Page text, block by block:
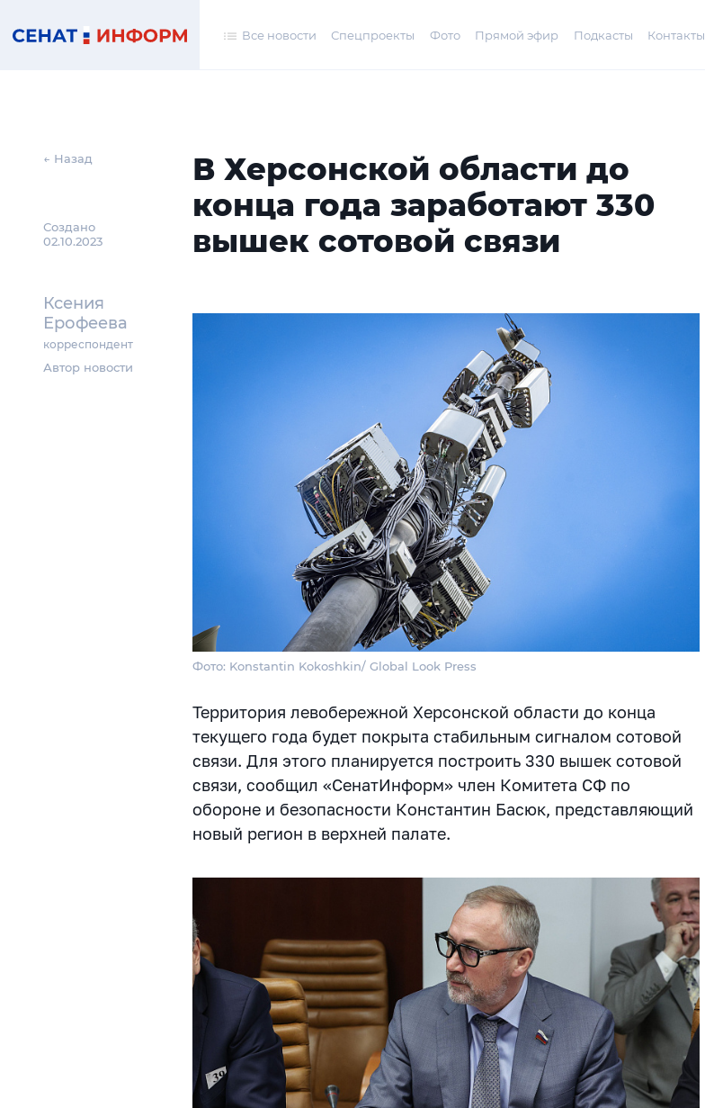
Все новости Спецпроекты Фото Прямой эфир Подкасты Контакты
← Назад
Создано
02.10.2023
Ксения
Ерофеева
корреспондент
Автор новости
В Херсонской области до
конца года заработают 330
вышек сотовой связи
Фото: Konstantin Kokoshkin/ Global Look Press
Территория левобережной Херсонской области до конца
текущего года будет покрыта стабильным сигналом сотовой
связи. Для этого планируется построить 330 вышек сотовой
связи, сообщил «СенатИнформ» член Комитета СФ по
обороне и безопасности Константин Басюк, представляющий
новый регион в верхней палате.